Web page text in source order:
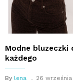
Modne bluzeczki
każdego
By lena 26